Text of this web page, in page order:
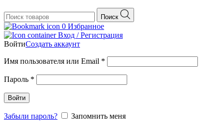
Поиск
0 Избранное
Вход / Регистрация
ВойтиСоздать аккаунт
Имя пользователя или Email *
Пароль *
Войти
Забыли пароль? Запомнить меня